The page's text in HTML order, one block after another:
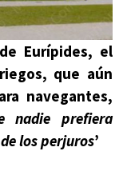
Eurípides, el
que aún
navegantes,
nadie prefiera
los perjuros’